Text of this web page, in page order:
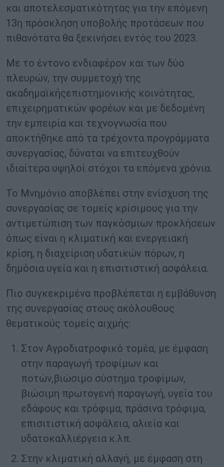
και αποτελεσματικότητας για την επόμενη
13η πρόσκληση υποβολής προτάσεων που
πιθανότατα θα ξεκινήσει εντός του 2023.
Με το έντονο ενδιαφέρον και των δύο
πλευρών, την συμμετοχή της
ακαδημαϊκήςεπιστημονικής κοινότητας,
επιχειρηματικών φορέων και με δεδομένη
την εμπειρία και τεχνογνωσία που
αποκτήθηκε από τα τρέχοντα προγράμματα
συνεργασίας, δύναται να επιτευχθούν
ιδιαίτερα υψηλοί στόχοι τα επόμενα χρόνια.
Το Μνημόνιο αποβλέπει στην ενίσχυση της
συνεργασίας σε τομείς κρίσιμους για την
αντιμετώπιση των παγκόσμιων προκλήσεων
όπως είναι η κλιματική και ενεργειακή
κρίση, η διαχείριση υδατικών πόρων, η
δημόσια υγεία και η επισιτιστική ασφάλεια.
Πιο συγκεκριμένα προβλέπεται η εμβάθυνση
της συνεργασίας στους ακόλουθους
θεματικούς τομείς αιχμής:
Στον Αγροδιατροφικό τομέα, με έμφαση
στην παραγωγή τροφίμων και
ποτών,βιώσιμο σύστημα τροφίμων,
βιώσιμη πρωτογενή παραγωγή, υγεία του
εδάφους και τρόφιμα, πράσινα τρόφιμα,
επισιτιστική ασφάλεια, αλιεία και
υδατοκαλλιέργεια κ.λπ.
Στην κλιματική αλλαγή, με έμφαση στη